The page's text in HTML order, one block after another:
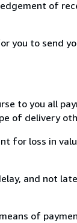
of
you to send
to you all
of delivery
for loss in
and not
of